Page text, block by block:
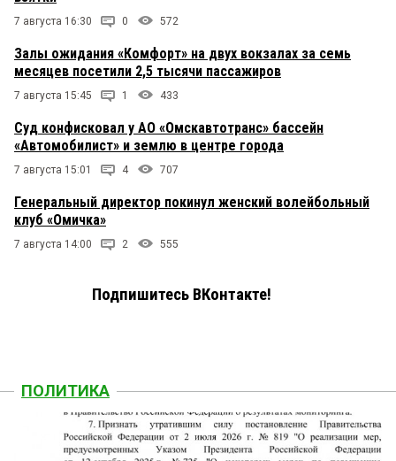
7 августа 16:30 0 572
Залы ожидания «Комфорт» на двух вокзалах за семь
месяцев посетили 2,5 тысячи пассажиров
7 августа 15:45 1 433
Суд конфисковал у АО «Омскавтотранс» бассейн
«Автомобилист» и землю в центре города
7 августа 15:01 4 707
Генеральный директор покинул женский волейбольный
клуб «Омичка»
7 августа 14:00 2 555
Подпишитесь ВКонтакте!
ПОЛИТИКА